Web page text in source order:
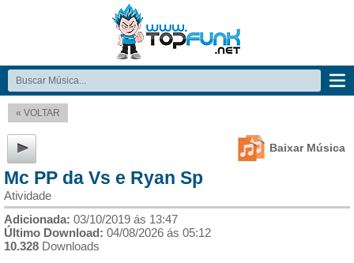
« VOLTAR
Baixar Música
Mc PP da Vs e Ryan Sp
Atividade
Adicionada: 03/10/2019 ás 13:47
Último Download: 04/08/2026 ás 05:12
10.328 Downloads